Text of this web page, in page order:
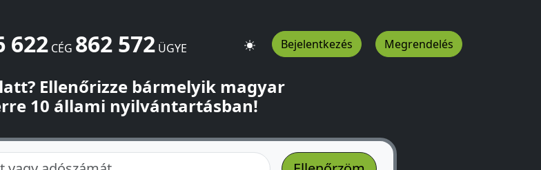
622CÉG 862 572ÜGYE Bejelentkezés Megrendelés
Ellenőrizze bármelyik magyar
10 állami nyilvántartásban!